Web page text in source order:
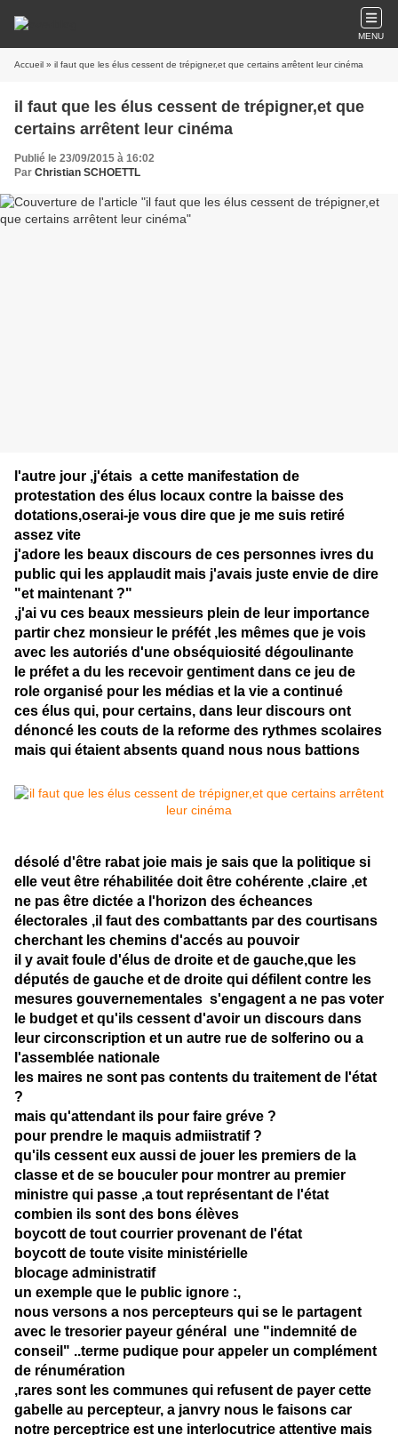
MENU
Accueil » il faut que les élus cessent de trépigner,et que certains arrêtent leur cinéma
il faut que les élus cessent de trépigner,et que
certains arrêtent leur cinéma
Publié le 23/09/2015 à 16:02
Par Christian SCHOETTL
l'autre jour ,j'étais a cette manifestation de
protestation des élus locaux contre la baisse des
dotations,oserai-je vous dire que je me suis retiré
assez vite
j'adore les beaux discours de ces personnes ivres du
public qui les applaudit mais j'avais juste envie de dire
"et maintenant ?"
,j'ai vu ces beaux messieurs plein de leur importance
partir chez monsieur le préfét ,les mêmes que je vois
avec les autoriés d'une obséquiosité dégoulinante
le préfet a du les recevoir gentiment dans ce jeu de
role organisé pour les médias et la vie a continué
ces élus qui, pour certains, dans leur discours ont
dénoncé les couts de la reforme des rythmes scolaires
mais qui étaient absents quand nous nous battions
désolé d'être rabat joie mais je sais que la politique si
elle veut être réhabilitée doit être cohérente ,claire ,et
ne pas être dictée a l'horizon des écheances
électorales ,il faut des combattants par des courtisans
cherchant les chemins d'accés au pouvoir
il y avait foule d'élus de droite et de gauche,que les
députés de gauche et de droite qui défilent contre les
mesures gouvernementales s'engagent a ne pas voter
le budget et qu'ils cessent d'avoir un discours dans
leur circonscription et un autre rue de solferino ou a
l'assemblée nationale
les maires ne sont pas contents du traitement de l'état
?
mais qu'attendant ils pour faire gréve ?
pour prendre le maquis admiistratif ?
qu'ils cessent eux aussi de jouer les premiers de la
classe et de se bouculer pour montrer au premier
ministre qui passe ,a tout représentant de l'état
combien ils sont des bons élèves
boycott de tout courrier provenant de l'état
boycott de toute visite ministérielle
blocage administratif
un exemple que le public ignore :,
nous versons a nos percepteurs qui se le partagent
avec le tresorier payeur général une "indemnité de
conseil" ..terme pudique pour appeler un complément
de rénumération
,rares sont les communes qui refusent de payer cette
gabelle au percepteur, a janvry nous le faisons car
notre perceptrice est une interlocutrice attentive mais